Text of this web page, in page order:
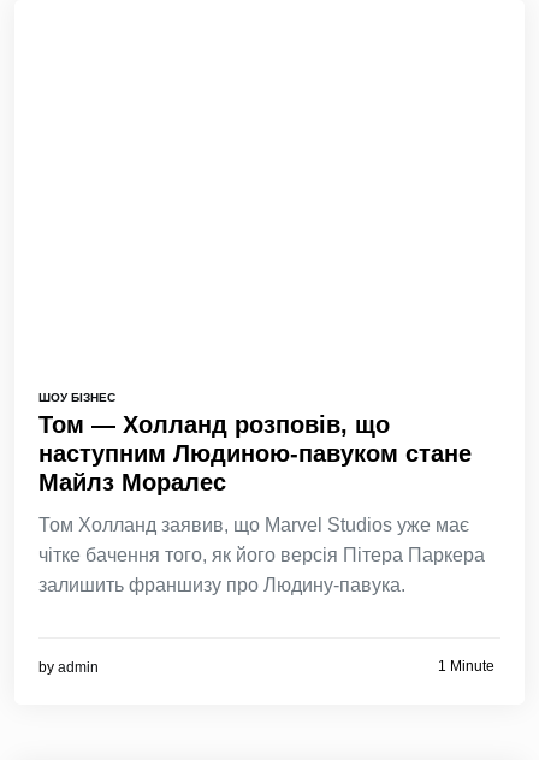
ШОУ БІЗНЕС
Том — Холланд розповів, що
наступним Людиною-павуком стане
Майлз Моралес
Том Холланд заявив, що Marvel Studios уже має
чітке бачення того, як його версія Пітера Паркера
залишить франшизу про Людину-павука.
by admin 1 Minute